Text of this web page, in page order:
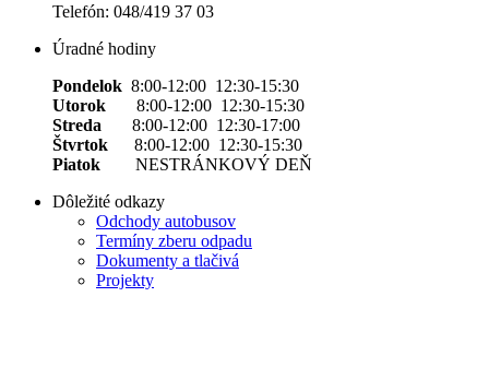
Telefón: 048/419 37 03
Úradné hodiny
Pondelok 8:00-12:00 12:30-15:30
Utorok 8:00-12:00 12:30-15:30
Streda 8:00-12:00 12:30-17:00
Štvrtok
8:00-12:00 12:30-15:30
Piatok NESTRÁNKOVÝ DEŇ
Dôležité odkazy
Odchody autobusov
Termíny zberu odpadu
Dokumenty a tlačivá
Projekty